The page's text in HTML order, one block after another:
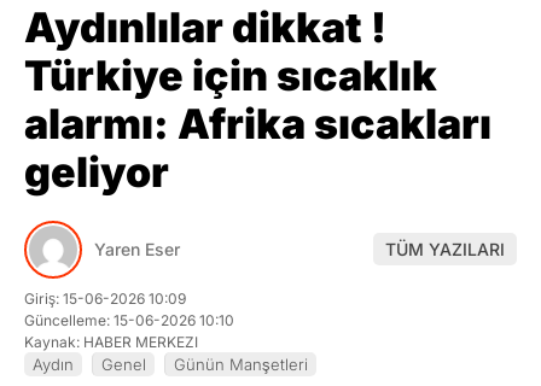
Aydınlılar dikkat !
Türkiye için sıcaklık
alarmı: Afrika sıcakları
geliyor
Yaren Eser TÜM YAZILARI
Giriş: 15-06-2026 10:09
Güncelleme: 15-06-2026 10:10
Kaynak: HABER MERKEZI
Aydın Genel Günün Manşetleri